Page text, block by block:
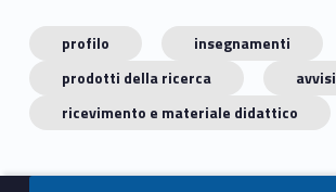
profilo
insegnamenti
prodotti della ricerca
avvisi
ricevimento e materiale didattico